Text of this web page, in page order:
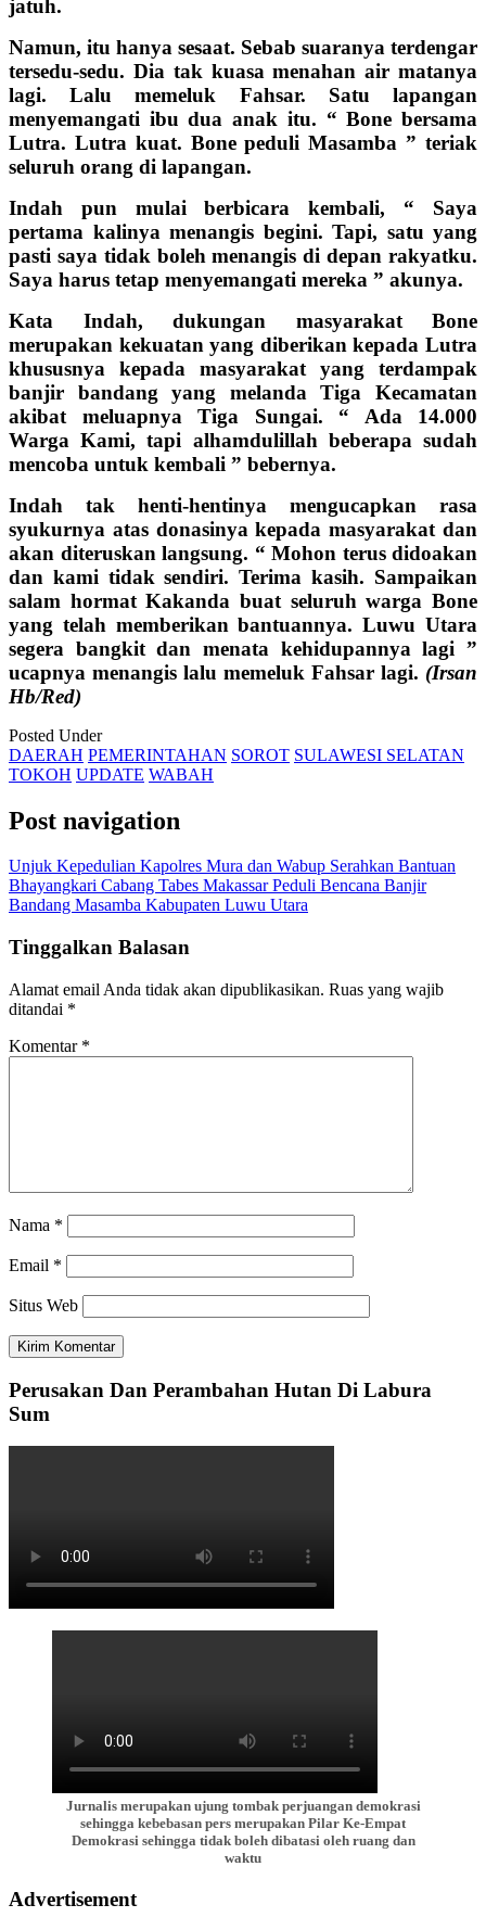
jatuh.
Namun, itu hanya sesaat. Sebab suaranya terdengar
tersedu-sedu. Dia tak kuasa menahan air matanya
lagi. Lalu memeluk Fahsar. Satu lapangan
menyemangati ibu dua anak itu. “ Bone bersama
Lutra. Lutra kuat. Bone peduli Masamba ” teriak
seluruh orang di lapangan.
Indah pun mulai berbicara kembali, “ Saya
pertama kalinya menangis begini. Tapi, satu yang
pasti saya tidak boleh menangis di depan rakyatku.
Saya harus tetap menyemangati mereka ” akunya.
Kata Indah, dukungan masyarakat Bone
merupakan kekuatan yang diberikan kepada Lutra
khususnya kepada masyarakat yang terdampak
banjir bandang yang melanda Tiga Kecamatan
akibat meluapnya Tiga Sungai. “ Ada 14.000
Warga Kami, tapi alhamdulillah beberapa sudah
mencoba untuk kembali ” bebernya.
Indah tak henti-hentinya mengucapkan rasa
syukurnya atas donasinya kepada masyarakat dan
akan diteruskan langsung. “ Mohon terus didoakan
dan kami tidak sendiri. Terima kasih. Sampaikan
salam hormat Kakanda buat seluruh warga Bone
yang telah memberikan bantuannya. Luwu Utara
segera bangkit dan menata kehidupannya lagi ”
ucapnya menangis lalu memeluk Fahsar lagi. (Irsan
Hb/Red)
Posted Under
DAERAH PEMERINTAHAN SOROT SULAWESI SELATAN
TOKOH UPDATE WABAH
Post navigation
Unjuk Kepedulian Kapolres Mura dan Wabup Serahkan Bantuan
Bhayangkari Cabang Tabes Makassar Peduli Bencana Banjir
Bandang Masamba Kabupaten Luwu Utara
Tinggalkan Balasan
Alamat email Anda tidak akan dipublikasikan. Ruas yang wajib
ditandai *
Komentar *
Nama *
Email *
Situs Web
Perusakan Dan Perambahan Hutan Di Labura
Sum
Jurnalis merupakan ujung tombak perjuangan demokrasi
sehingga kebebasan pers merupakan Pilar Ke-Empat
Demokrasi sehingga tidak boleh dibatasi oleh ruang dan
waktu
Advertisement